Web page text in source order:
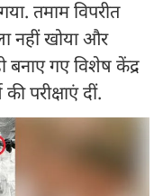
तमाम विपरीत
नहीं खोया और
बनाए गए विशेष केंद्र
परीक्षाएं दीं.